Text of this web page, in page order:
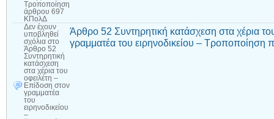
Τροποποίηση
άρθρου 697
ΚΠολΔ
Δεν έχουν
υποβληθεί
σχόλια στο
Άρθρο 52
Συντηρητική
κατάσχεση
στα χέρια του
οφειλέτη –
Επίδοση στον
γραμματέα
του
ειρηνοδικείου
–
Άρθρο 52 Συντηρητική κατάσχεση στα χέρια
γραμματέα του ειρηνοδικείου –